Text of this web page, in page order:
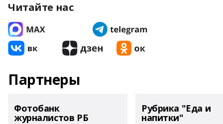
Читайте нас
Партнеры
Фотобанк
журналистов РБ
Рубрика "Еда и
напитки"